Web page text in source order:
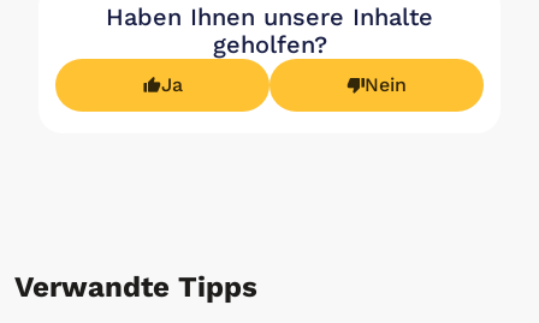
Haben Ihnen unsere Inhalte
geholfen?
Ja Nein
Verwandte Tipps